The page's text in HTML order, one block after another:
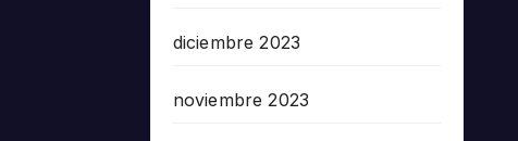
diciembre 2023
noviembre 2023